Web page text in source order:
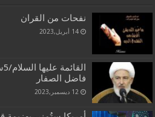
نفحات من القران
14 أبريل,2023
فاضل الصفار
12 ديسمبر,2023